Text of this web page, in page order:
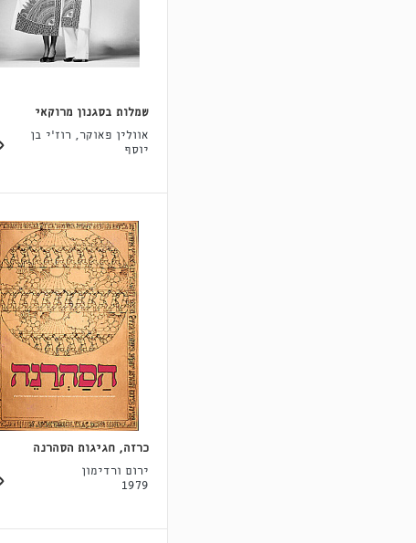
שמלות בסגנון מרוקאי
אוולין פאוקר, רוז'י בן
יוסף
כרזה, חגיגות הסהרנה
ירום ורדימון
1979